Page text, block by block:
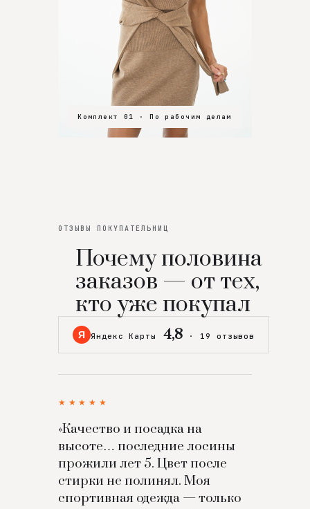
Комплект 01 · По рабочим делам
Комплект 02 · В зал
Комплект 03 · На особенный вечер
ОТЗЫВЫ ПОКУПАТЕЛЬНИЦ
Почему половина
заказов — от тех,
кто уже покупал
Я Яндекс Карты 4,8 · 19 отзывов
★★★★★
«Качество и посадка на
высоте… последние лосины
прожили лет 5. Цвет после
стирки не полинял. Моя
спортивная одежда — только